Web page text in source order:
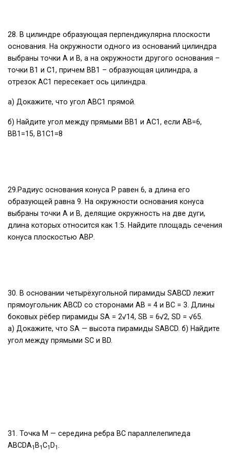
28. В цилиндре образующая перпендикулярна плоскости
основания. На окружности одного из оснований цилиндра
выбраны точки A и B, а на окружности другого основания –
точки В1 и С1, причем ВВ1 – образующая цилиндра, а
отрезок АС1 пересекает ось цилиндра.
а) Докажите, что угол ABC1 прямой.
б) Найдите угол между прямыми ВВ1 и АС1, если АВ=6,
ВВ1=15, В1С1=8
29.Радиус основания конуса Р равен 6, а длина его
образующей равна 9. На окружности основания конуса
выбраны точки А и В, делящие окружность на две дуги,
длина которых относится как 1:5. Найдите площадь сечения
конуса плоскостью АВР.
30. В основании четырёхугольной пирамиды SABCD лежит
прямоугольник ABCD со сторонами AB = 4 и BC = 3. Длины
боковых рёбер пирамиды SA = 2√14, SB = 6√2, SD = √65.
а) Докажите, что SA — высота пирамиды SABCD. б) Найдите
угол между прямыми SC и BD.
31. Точка M — середина ребра BC параллелепипеда
ABCDA1 B1C1 D1